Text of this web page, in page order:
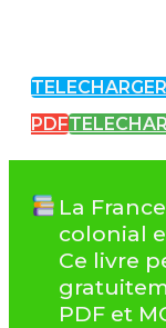
PDF
La
colonial
Ce livre
PDF et